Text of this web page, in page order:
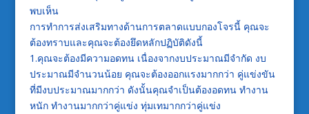
พบเห็น
การทำการส่งเสริมทางด้านการตลาดแบบกองโจรนี้ คุณจะ
ต้องทราบและคุณจะต้องยึดหลักปฏิบัติดังนี้
1.คุณจะต้องมีความอดทน เนื่องจากงบประมาณมีจำกัด งบ
ประมาณมีจำนวนน้อย คุณจะต้องออกแรงมากกว่า คู่แข่งขัน
ที่มีงบประมาณมากกว่า ดังนั้นคุณจำเป็นต้องอดทน ทำงาน
หนัก ทำงานมากกว่าคู่แข่ง ทุ่มเทมากกว่าคู่แข่ง